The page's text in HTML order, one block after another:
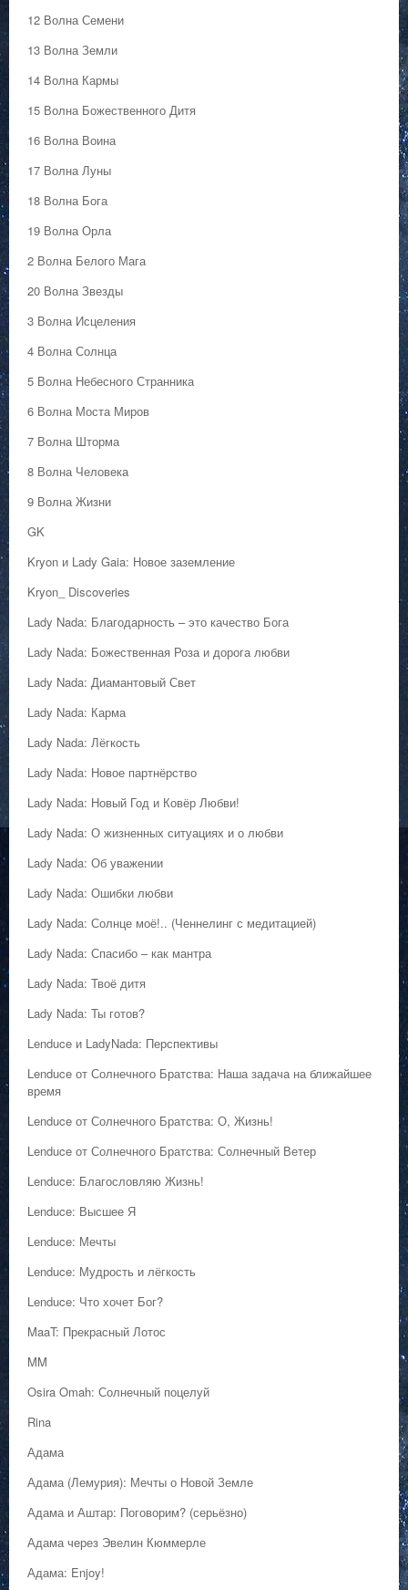
12 Волна Семени
13 Волна Земли
14 Волна Кармы
15 Волна Божественного Дитя
16 Волна Воина
17 Волна Луны
18 Волна Бога
19 Волна Орла
2 Волна Белого Мага
20 Волна Звезды
3 Волна Исцеления
4 Волна Солнца
5 Волна Небесного Странника
6 Волна Моста Миров
7 Волна Шторма
8 Волна Человека
9 Волна Жизни
GK
Kryon и Lady Gaia: Новое заземление
Kryon_ Discoveries
Lady Nada: Благодарность – это качество Бога
Lady Nada: Божественная Роза и дорога любви
Lady Nada: Диамантовый Свет
Lady Nada: Карма
Lady Nada: Лёгкость
Lady Nada: Новое партнёрство
Lady Nada: Новый Год и Ковёр Любви!
Lady Nada: О жизненных ситуациях и о любви
Lady Nada: Об уважении
Lady Nada: Ошибки любви
Lady Nada: Солнце моё!.. (Ченнелинг с медитацией)
Lady Nada: Спасибо – как мантра
Lady Nada: Твоё дитя
Lady Nada: Ты готов?
Lenduce и LadyNada: Перспективы
Lenduce от Солнечного Братства: Наша задача на ближайшее
время
Lenduce от Солнечного Братства: О, Жизнь!
Lenduce от Солнечного Братства: Солнечный Ветер
Lenduce: Благословляю Жизнь!
Lenduce: Высшее Я
Lenduce: Мечты
Lenduce: Мудрость и лёгкость
Lenduce: Что хочет Бог?
MaaT: Прекрасный Лотос
MM
Osira Omah: Солнечный поцелуй
Rina
Адама
Адама (Лемурия): Мечты о Новой Земле
Адама и Аштар: Поговорим? (серьёзно)
Адама через Эвелин Кюммерле
Адама: Enjoy!